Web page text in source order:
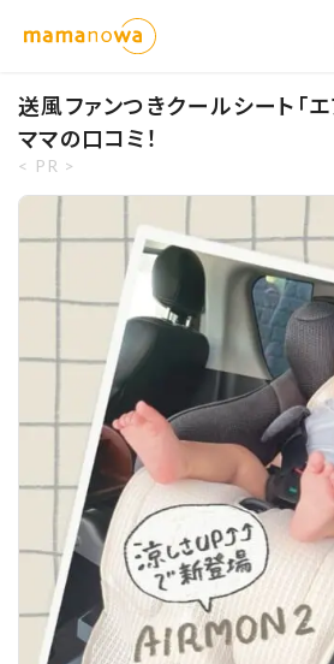
送風ファンつきクールシート「
ママの口コミ！
< PR >